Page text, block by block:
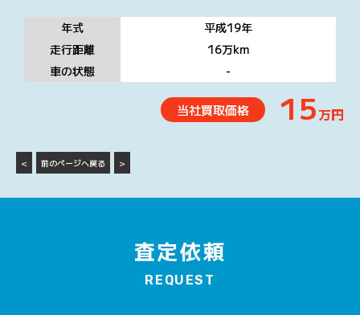
年式 平成19年
走行距離
16万km
車の状態
-
当社買取価格 15万円
< 前のページへ戻る >
査定依頼
REQUEST